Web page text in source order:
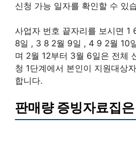
신청 가능 일자를 확인할 수 있
사업자 번호 끝자리를 보시면 1
8일 , 3 8 2월 9일 , 4 9 2월 10
며 2월 12부터 3월 6일은 전체
청 1단계에서 본인이 지원대상
합니다.
판매량 증빙자료집